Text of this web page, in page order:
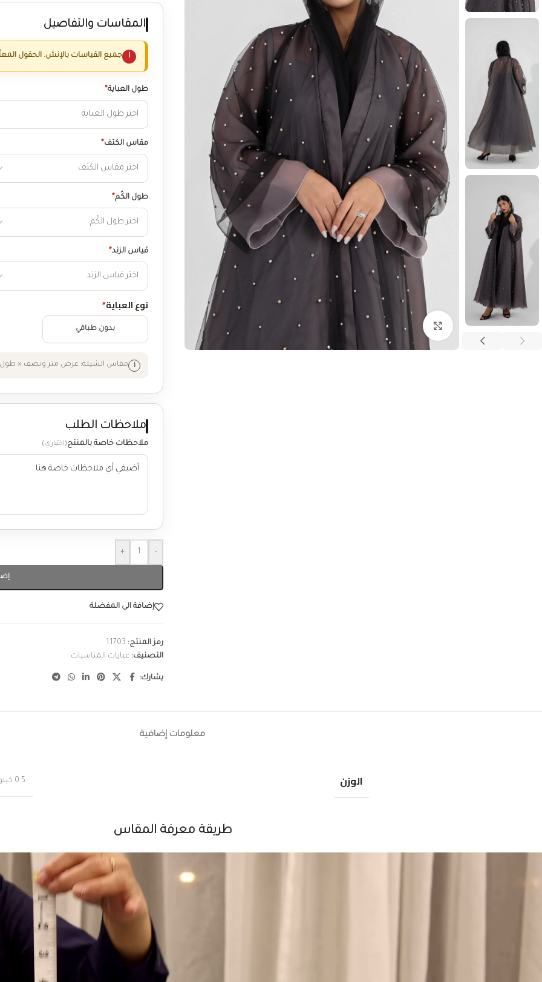
اضغط للتكبير
المقاسات والتفاصيل
جميع القياسات بالإنش. الحقول
طول العباية*
مقاس الكتف*
طول الكُم*
قياس الزند*
نوع العباية*
بدون طباقي
مقاس الشيلة: عرض متر ونصف × طول
ملاحظات الطلب
ملاحظات خاصة بالمنتج(اختياري)
-
+
إضافة الى المفضلة
رمز المنتج: 11703
التصنيف: عبايات المناسبات
يشارك:
معلومات إضافية
الوزن 0.5 كيلوجرام
طريقة معرفة المقاس